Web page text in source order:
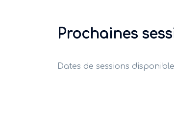
Prochaines
Dates de sessions